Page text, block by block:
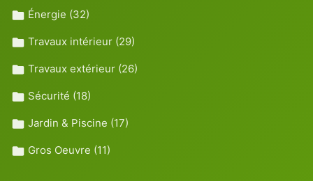
Énergie (32)
Travaux intérieur (29)
Travaux extérieur (26)
Sécurité (18)
Jardin & Piscine (17)
Gros Oeuvre (11)